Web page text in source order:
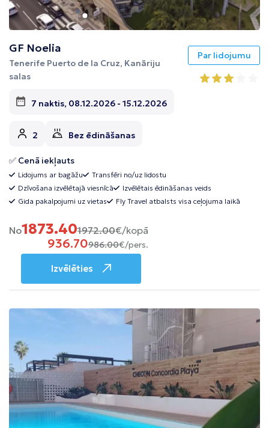
GF Noelia
Tenerife Puerto de la Cruz, Kanāriju
salas
7 naktis, 08.12.2026 - 15.12.2026
2 Bez ēdināšanas
✅ Cenā iekļauts
Lidojums ar bagāžu
Transfēri no/uz lidostu
Dzīvošana izvēlētajā viesnīcā
Izvēlētais ēdināšanas veids
Gida pakalpojumi uz vietas
Fly Travel atbalsts visa ceļojuma laikā
Par lidojumu
No1873.401972.00€/kopā
936.70986.00€/pers.
Izvēlēties